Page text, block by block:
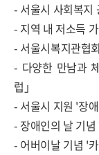
- 서울시 사회복지
- 지역 내 저소득
- 서울시복지관협
- 다양한 만남과
럽」
- 서울시 지원 '장
- 장애인의 날 기념
- 어버이날 기념 '